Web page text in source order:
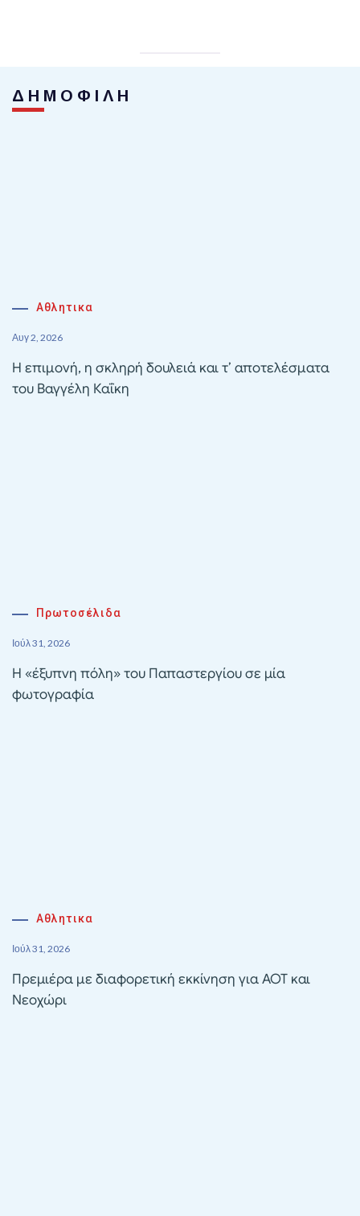
ΔΗΜΟΦΙΛΗ
Αθλητικα
Αυγ 2, 2026
Η επιμονή, η σκληρή δουλειά και τ’ αποτελέσματα
του Βαγγέλη Καΐκη
Πρωτοσέλιδα
Ιούλ 31, 2026
Η «έξυπνη πόλη» του Παπαστεργίου σε μία
φωτογραφία
Αθλητικα
Ιούλ 31, 2026
Πρεμιέρα με διαφορετική εκκίνηση για ΑΟΤ και
Νεοχώρι